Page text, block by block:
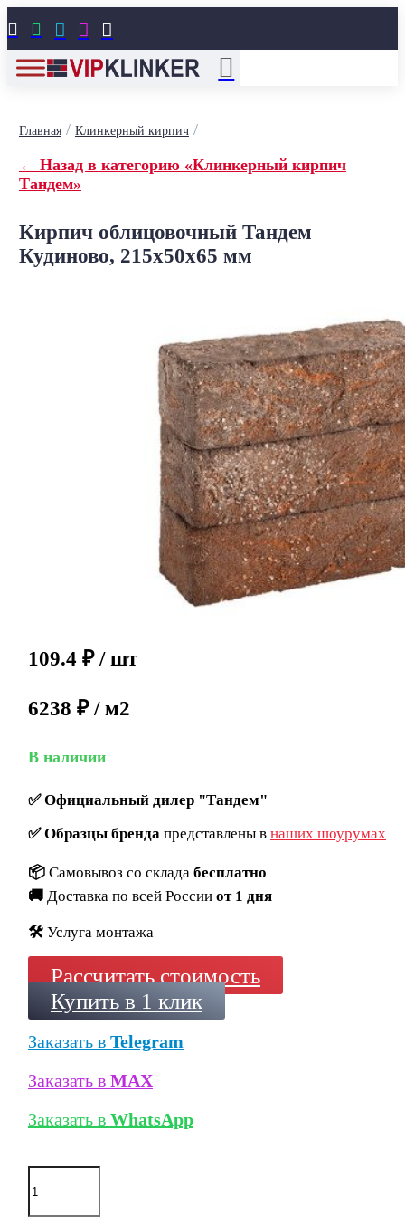
    
Главная/ Клинкерный кирпич/
← Назад в категорию «Клинкерный кирпич
Тандем»
Кирпич облицовочный Тандем
Кудиново, 215x50x65 мм
109.4 ₽ / шт
6238 ₽ / м2
В наличии
✅Официальный дилер "Тандем"
✅Образцы брендапредставлены в наших шоурумах
📦 Самовывоз со склада бесплатно
🚚 Доставка по всей России от 1 дня
🛠️ Услуга монтажа
Рассчитать стоимость
Купить в 1 клик
Заказать в Telegram
Заказать в MAX
Заказать в WhatsApp
Количество
товара